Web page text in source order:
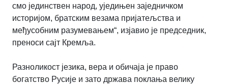
смо јединствен народ, уједињен заједничком
историјом, братским везама пријатељства и
међусобним разумевањем“, изјавио је председник,
преноси сајт Кремља.
Разноликост језика, вера и обичаја је право
богатство Русије и зато држава поклања велику